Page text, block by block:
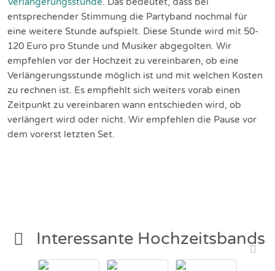
entsprechender Stimmung die Partyband nochmal für
eine weitere Stunde aufspielt. Diese Stunde wird mit 50-
120 Euro pro Stunde und Musiker abgegolten. Wir
empfehlen vor der Hochzeit zu vereinbaren, ob eine
Verlängerungsstunde möglich ist und mit welchen Kosten
zu rechnen ist. Es empfiehlt sich weiters vorab einen
Zeitpunkt zu vereinbaren wann entschieden wird, ob
verlängert wird oder nicht. Wir empfehlen die Pause vor
dem vorerst letzten Set.
Interessante Hochzeitsbands